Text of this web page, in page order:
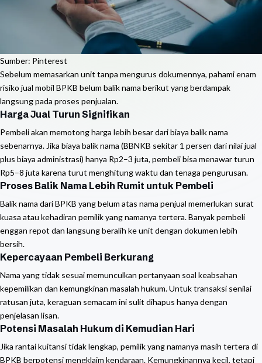
Sumber: Pinterest
Sebelum memasarkan unit tanpa mengurus dokumennya, pahami enam
risiko jual mobil BPKB belum balik nama berikut yang berdampak
langsung pada proses penjualan.
Harga Jual Turun Signifikan
Pembeli akan memotong harga lebih besar dari biaya balik nama
sebenarnya. Jika biaya balik nama (BBNKB sekitar 1 persen dari nilai jual
plus biaya administrasi) hanya Rp2–3 juta, pembeli bisa menawar turun
Rp5–8 juta karena turut menghitung waktu dan tenaga pengurusan.
Proses Balik Nama Lebih Rumit untuk Pembeli
Balik nama dari BPKB yang belum atas nama penjual memerlukan surat
kuasa atau kehadiran pemilik yang namanya tertera. Banyak pembeli
enggan repot dan langsung beralih ke unit dengan dokumen lebih
bersih.
Kepercayaan Pembeli Berkurang
Nama yang tidak sesuai memunculkan pertanyaan soal keabsahan
kepemilikan dan kemungkinan masalah hukum. Untuk transaksi senilai
ratusan juta, keraguan semacam ini sulit dihapus hanya dengan
penjelasan lisan.
Potensi Masalah Hukum di Kemudian Hari
Jika rantai kuitansi tidak lengkap, pemilik yang namanya masih tertera di
BPKB berpotensi mengklaim kendaraan. Kemungkinannya kecil, tetapi